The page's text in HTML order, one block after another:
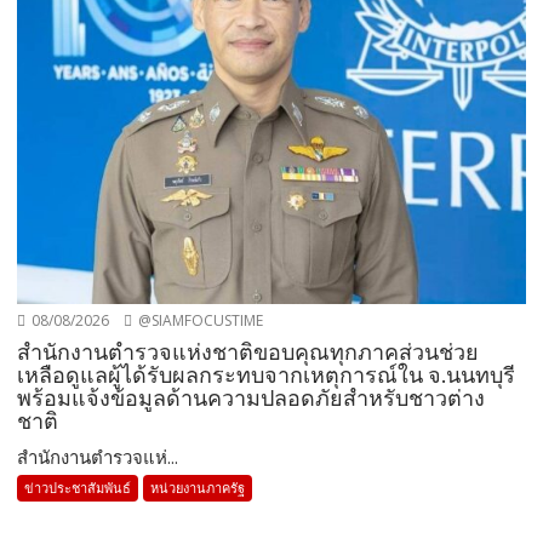
08/08/2026 @SIAMFOCUSTIME
สำนักงานตำรวจแห่งชาติขอบคุณทุกภาคส่วนช่วย
เหลือดูแลผู้ได้รับผลกระทบจากเหตุการณ์ใน จ.นนทบุรี
พร้อมแจ้งข้อมูลด้านความปลอดภัยสำหรับชาวต่าง
ชาติ
สำนักงานตำรวจแห่...
ข่าวประชาสัมพันธ์ หน่วยงานภาครัฐ